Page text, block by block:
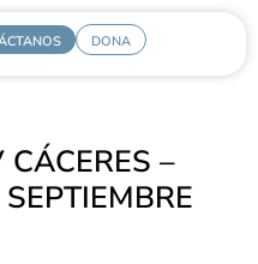
DONA
CÁCERES –